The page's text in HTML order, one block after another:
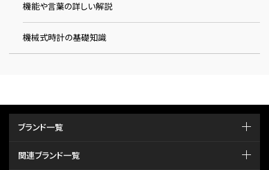
機能や言葉の詳しい解説
機械式時計の基礎知識
ブランド一覧
関連ブランド一覧